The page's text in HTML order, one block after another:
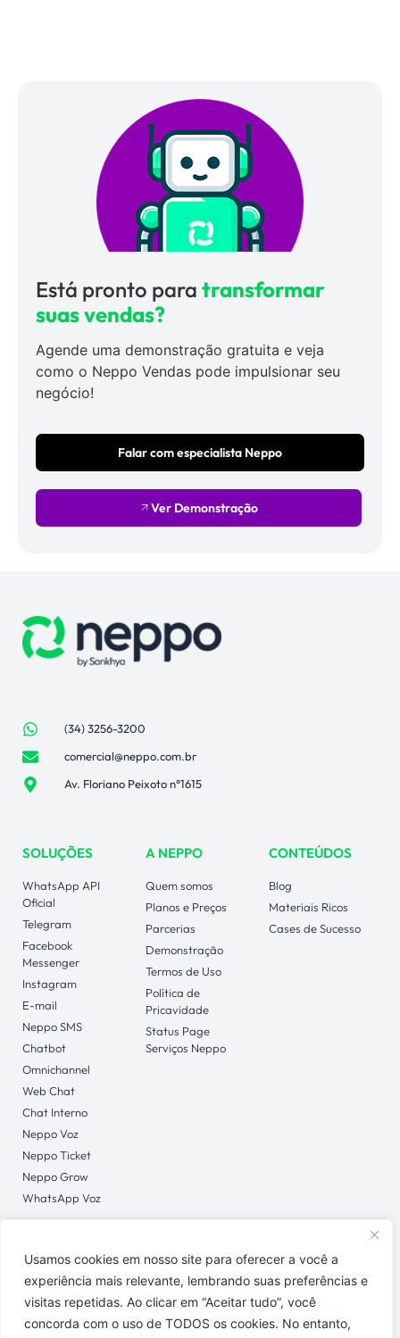
Usamos cookies em nosso site para oferecer a você a
experiência mais relevante, lembrando suas preferências e
visitas repetidas. Ao clicar em “Aceitar tudo”, você
concorda com o uso de TODOS os cookies. No entanto,
Está pronto para transformar
suas vendas?
Agende uma demonstração gratuita e veja
como o Neppo Vendas pode impulsionar seu
negócio!
Falar com especialista Neppo
Ver Demonstração
(34) 3256-3200
comercial@neppo.com.br
Av. Floriano Peixoto n°1615
SOLUÇÕES
WhatsApp API
Oficial
Telegram
Facebook
Messenger
Instagram
E-mail
Neppo SMS
Chatbot
Omnichannel
Web Chat
Chat Interno
Neppo Voz
Neppo Ticket
Neppo Grow
WhatsApp Voz
A NEPPO
Quem somos
Planos e Preços
Parcerias
Demonstração
Termos de Uso
Política de
Pricavidade
Status Page
Serviços Neppo
CONTEÚDOS
Blog
Materiais Ricos
Cases de Sucesso
CONTATO
Central de Ajuda